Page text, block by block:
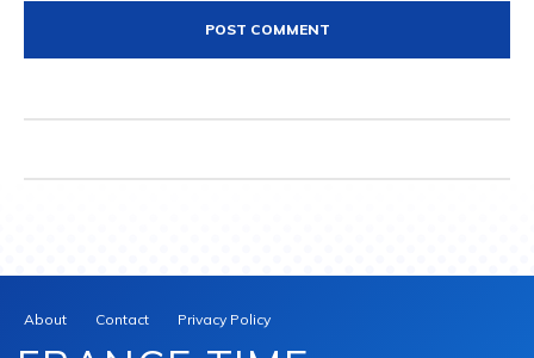
About Contact Privacy Policy